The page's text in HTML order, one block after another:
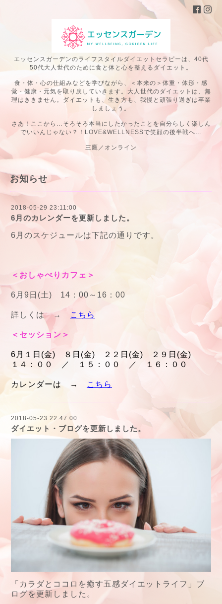
エッセンスガーデンのライフスタイルダイエットセラピーは、40代
50代大人世代のために食と体と心を整えるダイエット。
食・体・心の仕組みなどを学びながら、＜本来の＞体重・体形・感
覚・健康・元気を取り戻していきます。大人世代のダイエットは、無
理はききません。ダイエットも、生き方も、我慢と頑張り過ぎは卒業
しましょう。
さあ！ここから…そろそろ本当にしたかったことを自分らしく楽しん
でいいんじゃない？！LOVE&WELLNESSで笑顔の後半戦へ…
三鷹／オンライン
お知らせ
2018-05-29 23:11:00
6月のカレンダーを更新しました。
6月のスケジュールは下記の通りです。
＜おしゃべりカフェ＞
6月9日(土) 14：00～16：00
詳しくは → こちら
＜セッション＞
6月１日(金) ８日(金) ２２日(金) ２９日(金)
１４：００ ／ １５：００ ／ １６：００
カレンダーは → こちら
2018-05-23 22:47:00
ダイエット・ブログを更新しました。
「カラダとココロを癒す五感ダイエットライフ」ブ
ログを更新しました。